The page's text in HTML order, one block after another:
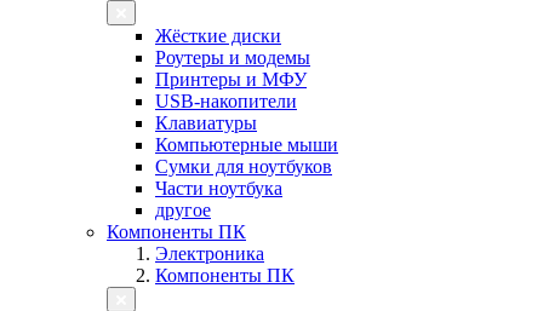
Жёсткие диски
Роутеры и модемы
Принтеры и МФУ
USB-накопители
Клавиатуры
Компьютерные мыши
Сумки для ноутбуков
Части ноутбука
другое
Компоненты ПК
Электроника
Компоненты ПК